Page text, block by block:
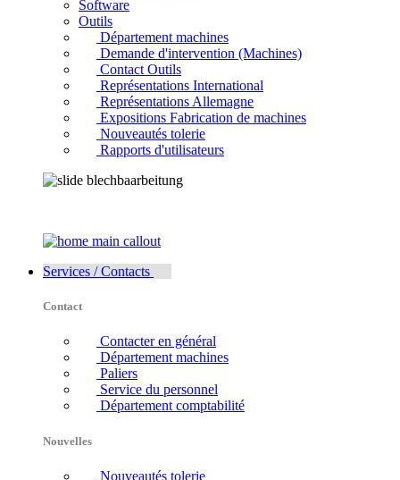
Software
Outils
Département machines
Demande d'intervention (Machines)
Contact Outils
Représentations International
Représentations Allemagne
Expositions Fabrication de machines
Nouveautés tolerie
Rapports d'utilisateurs
Services / Contacts
Contact
Contacter en général
Département machines
Paliers
Service du personnel
Département comptabilité
Nouvelles
Nouveautés tolerie